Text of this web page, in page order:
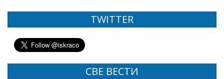
TWITTER
СВЕ ВЕСТИ